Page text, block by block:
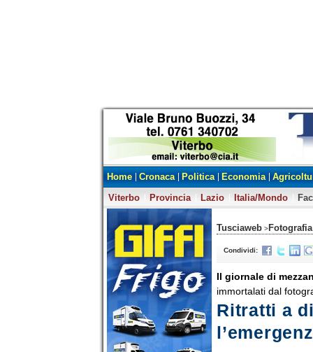
Home Cronaca Politica Economia
Viterbo
Provincia Lazio Italia/Mondo
Tusciaweb >Fotografia
Condividi:
Il giornale di
immortalati dal
Ritratti a